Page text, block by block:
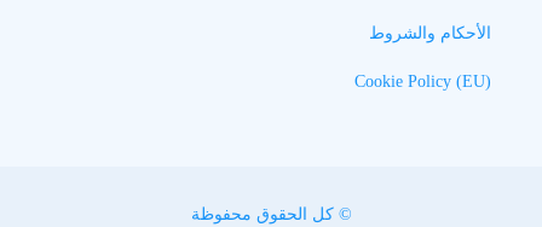
الأحكام والشروط
Cookie Policy (EU)
© كل الحقوق محفوظة